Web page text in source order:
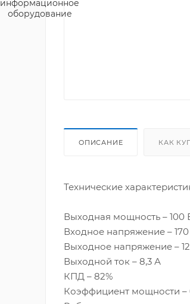
ОПИСАНИЕ КАК
Технические
Выходная мощность – 100
Входное напряжение –
Выходное напряжение –
Выходной ток – 8,3 А
КПД – 82%
Коэффициент мощности –